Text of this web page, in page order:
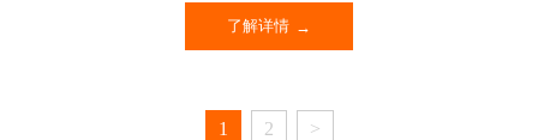
了解详情
1 2 >